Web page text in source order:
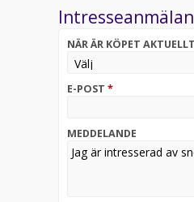
Kan säljas med
Transport över hela
Intresseanmälan
NÄR ÄR KÖPET
E-POST *
MEDDELANDE